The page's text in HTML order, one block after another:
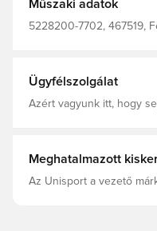
Műszaki adatok
5228200-7702, 467519,
Ügyfélszolgálat
Azért vagyunk itt, hogy
Meghatalmazott
Az Unisport a vezető